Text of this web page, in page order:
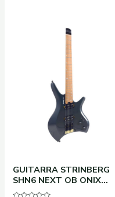
GUITARRA STRINBERG
SHN6 NEXT OB ONIX
BLACK